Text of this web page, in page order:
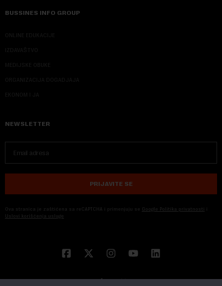
BUSSINES INFO GROUP
ONLINE EDUKACIJE
IZDAVAŠTVO
MEDIJSKE OBUKE
ORGANIZACIJA DOGADJAJA
EKONOM I JA
NEWSLETTER
PRIJAVITE SE
Ova stranica je zaštićena sa reCAPTCHA i primenjuju se Google Politika privatnosti i
Uslovi korišćenja usluge